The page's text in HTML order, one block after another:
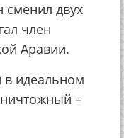
сменил двух
член
Аравии.
в идеальном
–